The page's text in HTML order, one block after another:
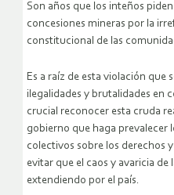
Son años que los inteños
concesiones mineras por la
constitucional de las
Es a raíz de esta violación que
ilegalidades y brutalidades en
crucial reconocer esta cruda
gobierno que haga prevalecer
colectivos sobre los derechos
evitar que el caos y avaricia de
extendiendo por el país.